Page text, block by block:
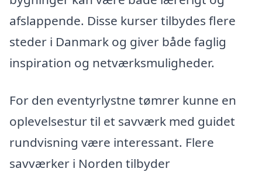
afslappende. Disse kurser tilbydes flere
steder i Danmark og giver både faglig
inspiration og netværksmuligheder.
For den eventyrlystne tømrer kunne en
oplevelsestur til et savværk med guidet
rundvisning være interessant. Flere
savværker i Norden tilbyder